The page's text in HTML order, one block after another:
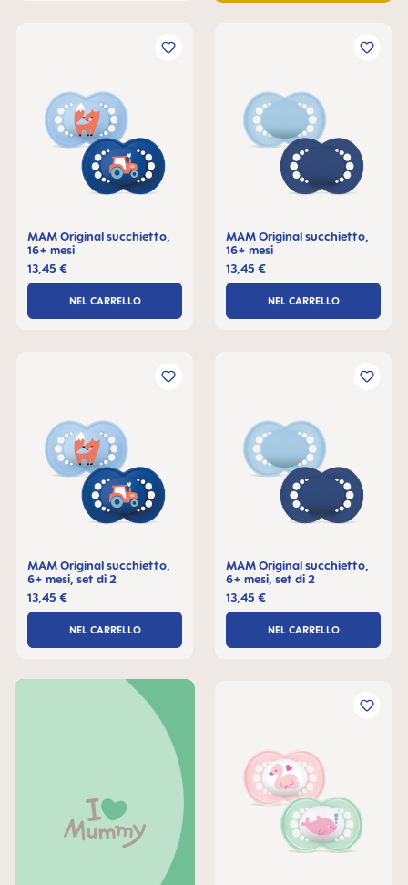
MAM Original succhietto,
16+ mesi
13,45 €
NEL CARRELLO
MAM Original succhietto,
16+ mesi
13,45 €
NEL CARRELLO
MAM Original succhietto,
6+ mesi, set di 2
13,45 €
NEL CARRELLO
MAM Original succhietto,
6+ mesi, set di 2
13,45 €
NEL CARRELLO